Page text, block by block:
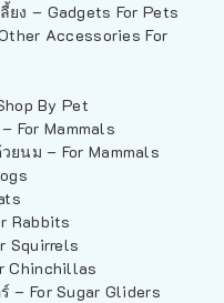
ยง – Gadgets For Pets
Accessories For
By Pet
For Mammals
ยนม – For Mammals
Rabbits
Squirrels
Chinchillas
– For Sugar Gliders